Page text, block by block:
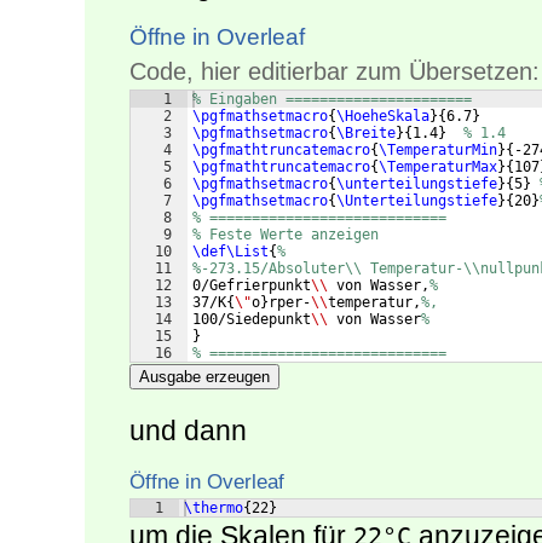
Öffne in Overleaf
Code, hier editierbar zum Übersetzen:
1
2
3
4
5
6
7
8
9
10
11
12
13
14
15
16
% Eingaben ======================
\pgfmathsetmacro{\HoeheSkala}{6.7}
\pgfmathsetmacro{\Breite}{1.4}
% 1.4
\pgfmathtruncatemacro{\TemperaturMin}{ -
\pgfmathtruncatemacro{\TemperaturMax}{107
\pgfmathsetmacro{\unterteilungstiefe}{5}
\pgfmathsetmacro{\Unterteilungstiefe}{20}
% ============================
% Feste Werte anzeigen
\def\List{%
%-273.15/Absoluter\\ Temperatur-
0/Gefrierpunkt\\ von Wasser,%
37/K{\"o} rper-\\temperatur,%,
100/Siedepunkt\\ von Wasser%
}
% ============================
Ausgabe erzeugen
und dann
Öffne in Overleaf
1 \thermo{22}
um die Skalen für 22°C